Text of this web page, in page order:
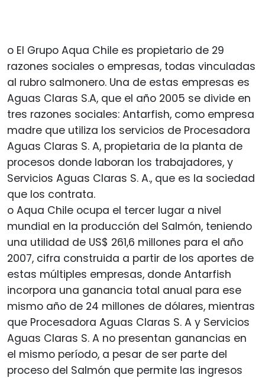
o El Grupo Aqua Chile es propietario de 29
razones sociales o empresas, todas vinculadas
al rubro salmonero. Una de estas empresas es
Aguas Claras S.A, que el año 2005 se divide en
tres razones sociales: Antarfish, como empresa
madre que utiliza los servicios de Procesadora
Aguas Claras S. A, propietaria de la planta de
procesos donde laboran los trabajadores, y
Servicios Aguas Claras S. A., que es la sociedad
que los contrata.
o Aqua Chile ocupa el tercer lugar a nivel
mundial en la producción del Salmón, teniendo
una utilidad de US$ 261,6 millones para el año
2007, cifra construida a partir de los aportes de
estas múltiples empresas, donde Antarfish
incorpora una ganancia total anual para ese
mismo año de 24 millones de dólares, mientras
que Procesadora Aguas Claras S. A y Servicios
Aguas Claras S. A no presentan ganancias en
el mismo período, a pesar de ser parte del
proceso del Salmón que permite las ingresos